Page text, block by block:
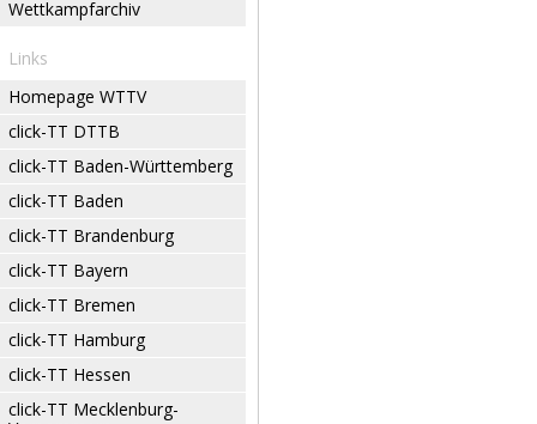
Wettkampfarchiv
Links
Homepage WTTV
click-TT DTTB
click-TT Baden-Württemberg
click-TT Baden
click-TT Brandenburg
click-TT Bayern
click-TT Bremen
click-TT Hamburg
click-TT Hessen
click-TT Mecklenburg-